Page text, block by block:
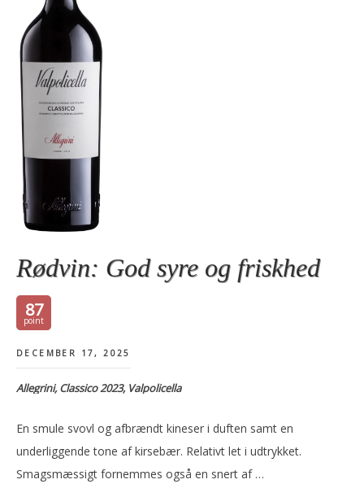
Rødvin: God syre og friskhed
87
DECEMBER 17, 2025
Allegrini, Classico 2023, Valpolicella
En smule svovl og afbrændt kineser i duften samt en
underliggende tone af kirsebær. Relativt let i udtrykket.
Smagsmæssigt fornemmes også en snert af …